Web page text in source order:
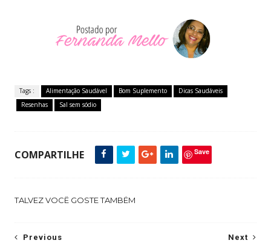
Tags : Alimentação Saudável Bom Suplemento
Dicas Saudáveis
Resenhas
Sal sem sódio
COMPARTILHE Save
TALVEZ VOCÊ GOSTE TAMBÉM
Next
Previous